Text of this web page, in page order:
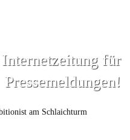
für
Pressemeldungen!
am Schlaichturm